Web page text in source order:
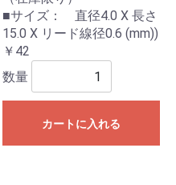
■サイズ： 直径4.0 X 長さ
15.0 X リード線径0.6 (mm))
￥42
数量
カートに入れる